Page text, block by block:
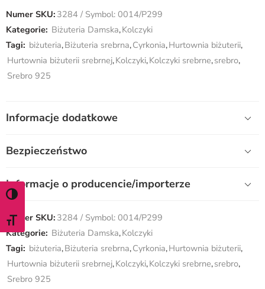
WŁĄCZ TRYB WYSOKIEGO KONTRASTU
ZMIEŃ ROZMIAR CZCIONKI
Numer SKU: 3284 / Symbol: 0014/P299
Kategorie: Biżuteria Damska,Kolczyki
Tagi: biżuteria,Biżuteria srebrna,Cyrkonia,Hurtownia biżuterii,
Hurtownia biżuterii srebrnej,Kolczyki,Kolczyki srebrne,srebro,
Srebro 925
Informacje dodatkowe
Bezpieczeństwo
Informacje o producencie/importerze
Numer SKU: 3284 / Symbol: 0014/P299
Kategorie: Biżuteria Damska,Kolczyki
Tagi: biżuteria,Biżuteria srebrna,Cyrkonia,Hurtownia biżuterii,
Hurtownia biżuterii srebrnej,Kolczyki,Kolczyki srebrne,srebro,
Srebro 925